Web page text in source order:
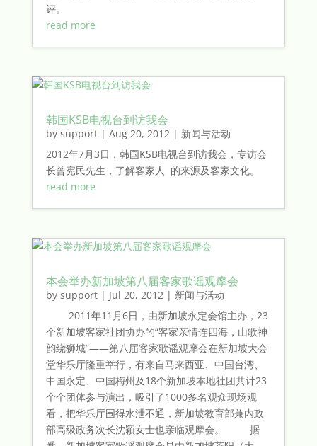
评。
read more
韩国KSB电视台到访我会
by support| Aug 20, 2012 | 新闻与活动
2012年7月3日，韩国KSB电视台到访我会，专访会
长曾宪民先生，了解客家人 的来源及客家文化。
read more
本会举办新加坡第八届客家歌谣观摩会
by support| Jul 20, 2012| 新闻与活动
2011年11月6日，由新加坡永定会馆主办，23
个新加坡客家社团协办的“客家亲情连四海，山歌神
韵绕狮城”——第八届客家歌谣观摩会在新加坡大会
堂华乐厅隆重举行，有来自马来西亚、中国台湾、
中国永定、中国梅州及18个新加坡本地社团共计23
个个团体参与演出，吸引了1000多名观众现场观
看，把华乐厅围得水泄不通，新加坡教育部兼内政
部高级政务次长沈颖女士也亲临观摩会。 据